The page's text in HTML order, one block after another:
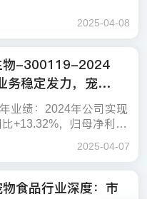
品代加工转口贸易关税
重点关注乖宝宠物、中
增长。重点关注安踏体
美国的贸易政策协商结
代加工订单形成业绩新
国际、华利集团、健盛
险；自然灾害和极端天
化风险；进出口贸易政
场行情波动风险；饲料
风险；宏观经济波动风
度不及预期；推荐公司
险；推荐关注公司业绩
，请分享到微信朋友
好的文章！
“瑞普生物-瑞派宠物医院-
公司宠物医疗业务增
，我们下调2025-26年归
38.56%），新增27年归
亿元，折合EPS为0.86/
价对应P/E为21/17/14
，请分享到微信朋友
好的文章！
心功能赛道：毛发健康
关节养护、化毛调理、
表现亮眼外，“情绪舒
腔护理与泪痕管理”等
对宠物健康的重视程度
宠和育儿式养宠的行业
品赛道的企业有望受
钙等功能原料的麦富迪
产品包括犬用冻干卵磷
等，以及专业针对宠物
齿骨。
缩秘鲁鱼油、虾青素和
美毛防掉毛功效。
告，公司核心产品AR
物猫狗的零食、奶粉
崽存活率等，通过参股
保健品”三大产品布局，
可充分发挥“产品+供应
下的结构性机遇:我国宠
阶段，24年市场规模超3
繁荣的重要支撑:(1）情
年和银发一族成为宠物
产品需求。(3)理性养宠
比和实用性更受重视,消
。
:主粮升级+新渠道放
成长优势板块。24年宠
亿元，同比+8.5%，1
。随着国产企业发力
额，国产替代进行中，
于未来内销市场的增长
方面来自于主粮市场的
且具有更强的用户粘
锁扩张+疫苗替代加
行业第二大子行业，24
元，同比+5.6%，17-24
近年我国频繁出台宠物
宠物疫苗药品的国产研
、科学养宠、理性养宠
2025-04-08
物-300119-2024
务稳定发力，宠物
业绩：2024年公司实现
+13.32%，归母净利润
；扣非后归母净利润
，抗周期能力较
收8.28亿元，同比+25.
亿元，同比-71.01%，
2025-04-07
食品行业深度：市